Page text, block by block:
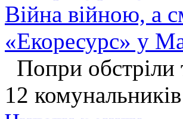
Війна війною, а
«Екоресурс» у
Попри обстріли
12 комунальників